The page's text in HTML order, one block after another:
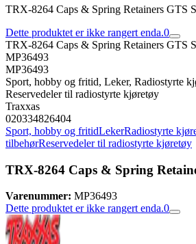
TRX-8264 Caps & Spring Retainers GTS
Dette produktet er ikke rangert enda.0
TRX-8264 Caps & Spring Retainers GTS
MP36493
MP36493
Sport, hobby og fritid, Leker, Radiostyrte
Reservedeler til radiostyrte kjøretøy
Traxxas
020334826404
Sport, hobby og fritidLekerRadiostyrte
tilbehørReservedeler til radiostyrte kjøretøy
TRX-8264 Caps & Spring
Varenummer: MP36493
Dette produktet er ikke rangert enda.0